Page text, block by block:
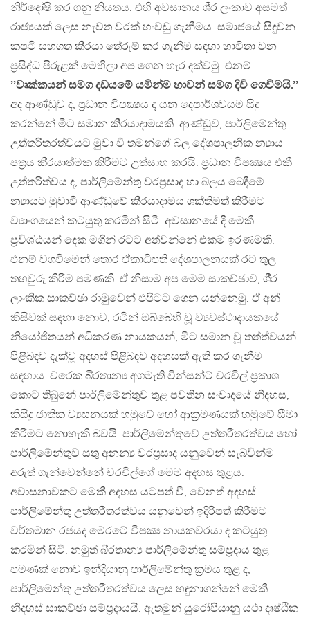
නිර්දෝෂි කර ගනු නියතය. එහි අවසානය ශී‍්‍ර ලංකාව අසමත්
රාජ්‍යයක් ලෙස නැවත වරක් හංවඩු ගැනීමය. සමාජයේ සිදුවන
කපටි සහගත කි‍්‍රයා තේරුම් කර ගැනීම සඳහා භාවිතා වන
ප‍්‍රසිද්ධ පිරුළක් මෙහිලා අප ගෙන හැර දක්වමු. එනම්
’’වෘක්කයන් සමග දඩයමේ යමින්ම හාවන් සමග දිවි ගෙවීමයි.’’
අද ආණ්ඩුව ද, ප‍්‍රධාන විපක්‍ෂය ද යන දෙපාර්ශවයම සිදු
කරන්නේ මීට සමාන කි‍්‍රයාදාමයකි. ආණ්ඩුව, පාර්ලිමේන්තු
උත්තරීතරත්වයට මුවා වී තමන්ගේ බල දේශපාලනික න්‍යාය
පත‍්‍රය කි‍්‍රයාත්මක කිරීමට උත්සාහ කරයි. ප‍්‍රධාන විපක්‍ෂය එකී
උත්තරීත්වය ද, පාර්ලිමේන්තු වරප‍්‍රසාද හා බලය බෙදීමේ
න්‍යායට මුවාවී ආණ්ඩුවේ කි‍්‍රයාදාමය ශක්තිමත් කිරීමට
ව්‍යාංගයෙන් කටයුතු කරමින් සිටී. අවසානයේ දී මෙකී
ප‍්‍රවිශ්ඨයන් දෙක මගින් රටට අත්වන්නේ එකම ඉරණමකි.
එනම් වගවීමෙන් තොර ඒකාධිපති දේශපාලනයක් රට තුල
තහවුරු කිරීම පමණකි. ඒ නිසාම අප මෙම සාකච්ඡාව, ශී‍්‍ර
ලාංකික සාකච්ඡා රාමුවෙන් එපිටට ගෙන යන්නෙමු. ඒ අන්
කිසිවක් සඳහා නොව, රටින් ඔබ්බෙහි වූ ව්‍යවස්ථාදායකයේ
නියෝජිතයන් අධිකරණ නායකයන්, මීට සමාන වූ තත්ත්වයන්
පිළිබඳව දැක්වූ අදහස් පිළිබඳව අදහසක් ඇති කර ගැනීම
සඳහාය. වරෙක බි‍්‍රතාන්‍ය අගමැති වින්සන්ට් චරචිල් ප‍්‍රකාශ
කොට තිබුනේ පාර්ලිමේන්තුව තුළ පවතින සංවාදයේ නිදහස,
කිසිදු ජාතික ව්‍යසනයක් හමුවේ හෝ ආක‍්‍රමණයක් හමුවේ සීමා
කිරීමට නොහැකි බවයි. පාර්ලිමේන්තුවේ උත්තරීතරත්වය හෝ
පාර්ලිමේන්තුව සතු අනන්‍ය වරප‍්‍රසාද යනුවෙන් සැබවින්ම
අරුත් ගැන්වෙන්නේ චරචිල්ගේ මෙම අදහස තුළය.
අවාසනාවකට මෙකී අදහස යටපත් වී, වෙනත් අදහස්
පාර්ලිමේන්තු උත්තරීතරත්වය යනුවෙන් ඉදිරිපත් කිරීමට
වර්තමාන රජයද මෙරටේ විපක්‍ෂ නායකවරයා ද කටයුතු
කරමින් සිටී. නමුත් බි‍්‍රතාන්‍ය පාර්ලිමේන්තු සම්ප‍්‍රදාය තුළ
පමණක් නොව ඉන්දියානු පාර්ලිමේන්තු ක‍්‍රමය තුළ ද,
පාර්ලිමේන්තු උත්තරීතරත්වය ලෙස හඳුනාගන්නේ මෙකී
නිදහස් සාකච්ඡා සම්ප‍්‍රදායයි. ඇතමුන් යුරෝපියානු යථා දෘෂ්ඨික